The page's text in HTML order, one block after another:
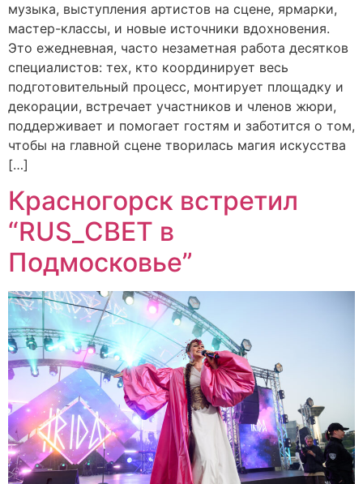
музыка, выступления артистов на сцене, ярмарки,
мастер-классы, и новые источники вдохновения.
Это ежедневная, часто незаметная работа десятков
специалистов: тех, кто координирует весь
подготовительный процесс, монтирует площадку и
декорации, встречает участников и членов жюри,
поддерживает и помогает гостям и заботится о том,
чтобы на главной сцене творилась магия искусства
[…]
Красногорск встретил
“RUS_СВЕТ в
Подмосковье”